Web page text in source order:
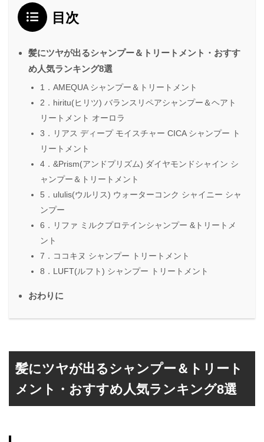
目次
髪にツヤが出るシャンプー＆トリートメント・おすす
め人気ランキング8選
1．AMEQUA シャンプー＆トリートメント
2．hiritu(ヒリツ) バランスリペアシャンプー＆ヘアト
リートメント オーロラ
3．リアス ディープ モイスチャー CICA シャンプー ト
リートメント
4．&Prism(アンドプリズム) ダイヤモンドシャイン シ
ャンプー＆トリートメント
5．ululis(ウルリス) ウォーターコンク シャイニー シャ
ンプー
6．リファ ミルクプロテインシャンプー &トリートメ
ント
7．ココキヌ シャンプー トリートメント
8．LUFT(ルフト) シャンプー トリートメント
おわりに
髪にツヤが出るシャンプー＆トリート
メント・おすすめ人気ランキング8選